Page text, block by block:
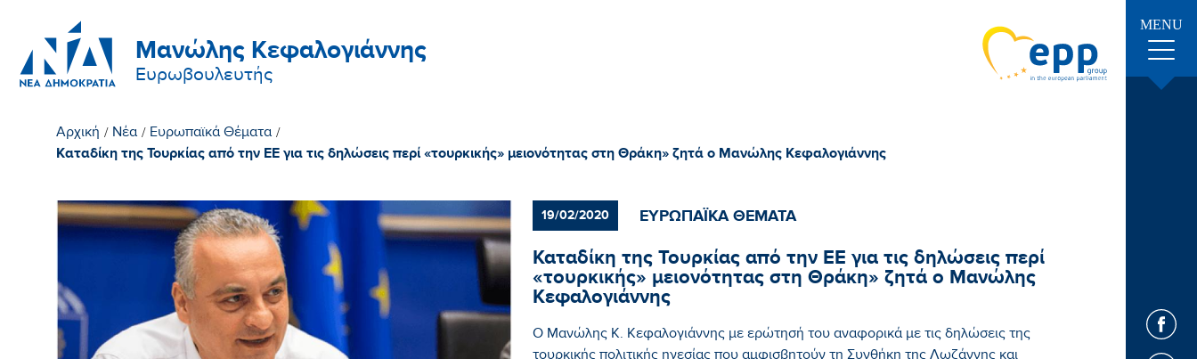
Μανώλης Κεφαλογιάννης
Ευρωβουλευτής
MENU
Αρχική / Νέα / Ευρωπαϊκά Θέματα /
Καταδίκη της Τουρκίας από την ΕΕ για τις δηλώσεις περί «τουρκικής» μειονότητας στη Θράκη» ζητά ο Μανώλης Κεφαλογιάννης
19/02/2020 ΕΥΡΩΠΑΪΚΑ ΘΕΜΑΤΑ
Καταδίκη της Τουρκίας από την ΕΕ για τις δηλώσεις περί
«τουρκικής» μειονότητας στη Θράκη» ζητά ο Μανώλης
Κεφαλογιάννης
Ο Μανώλης Κ. Κεφαλογιάννης με ερώτησή του αναφορικά με τις δηλώσεις της